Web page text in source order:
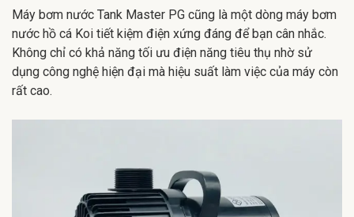
Máy bơm nước Tank Master PG cũng là một dòng máy bơm
nước hồ cá Koi tiết kiệm điện xứng đáng để bạn cân nhắc.
Không chỉ có khả năng tối ưu điện năng tiêu thụ nhờ sử
dụng công nghệ hiện đại mà hiệu suất làm việc của máy còn
rất cao.